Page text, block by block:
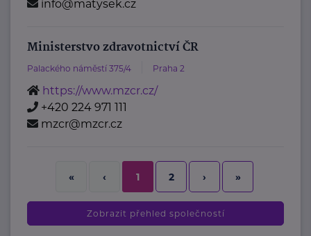
info@matysek.cz
Ministerstvo zdravotnictví ČR
Palackého náměstí 375/4 Praha 2
https://www.mzcr.cz/
+420 224 971 111
mzcr@mzcr.cz
« ‹ 1 2 › »
Zobrazit přehled společností